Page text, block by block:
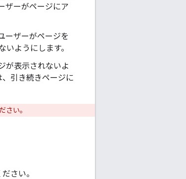
ザーがページにア
ーザーがページを
ようにします。
が表示されないよ
引き続きページに
さい。
さい。